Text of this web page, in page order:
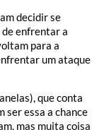
decidir se
enfrentar a
para a
um ataque
que conta
ser essa a chance
mas muita coisa